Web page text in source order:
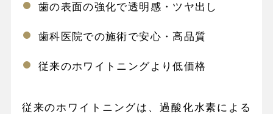
歯の表面の強化で透明感・ツヤ出し
歯科医院での施術で安心・高品質
従来のホワイトニングより低価格
従来のホワイトニングは、過酸化水素による